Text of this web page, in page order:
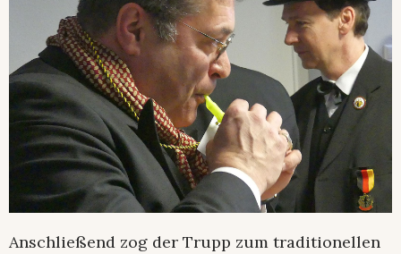
Anschließend zog der Trupp zum traditionellen